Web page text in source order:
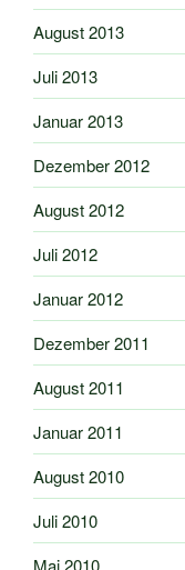
August 2013
Juli 2013
Januar 2013
Dezember 2012
August 2012
Juli 2012
Januar 2012
Dezember 2011
August 2011
Januar 2011
August 2010
Juli 2010
Mai 2010